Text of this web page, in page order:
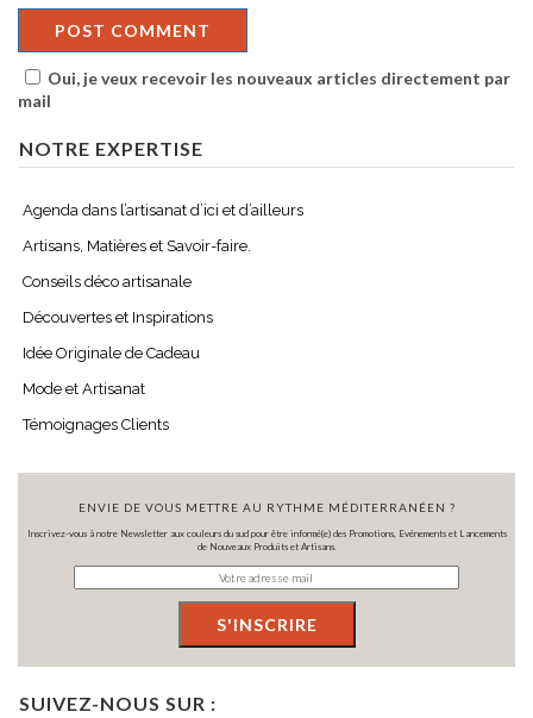
Oui, je veux recevoir les nouveaux articles directement par
mail
NOTRE EXPERTISE
Agenda dans l’artisanat d’ici et d’ailleurs
Artisans, Matières et Savoir-faire.
Conseils déco artisanale
Découvertes et Inspirations
Idée Originale de Cadeau
Mode et Artisanat
Témoignages Clients
ENVIE DE VOUS METTRE AU RYTHME MÉDITERRANÉEN ?
Inscrivez-vous à notre Newsletter aux couleurs du sud pour être informé(e) des Promotions, Evénements et Lancements
de Nouveaux Produits et Artisans.
SUIVEZ-NOUS SUR :